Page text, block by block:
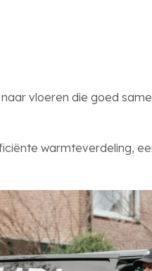
vloeren die goed
warmteverdeling,